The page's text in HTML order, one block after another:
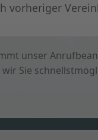
vorheriger
unser
Sie